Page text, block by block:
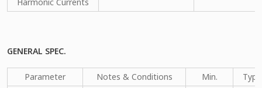
GENERAL SPEC.
Parameter Notes & Conditions Min.